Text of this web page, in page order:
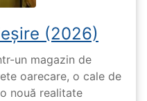
(2026)
un magazin de
oarecare, o cale de
nouă realitate